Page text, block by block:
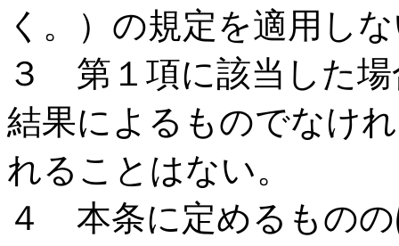
く。）の規定を適用し
３ 第１項に該当した場
結果によるものでなけ
れることはない。
４ 本条に定めるもの